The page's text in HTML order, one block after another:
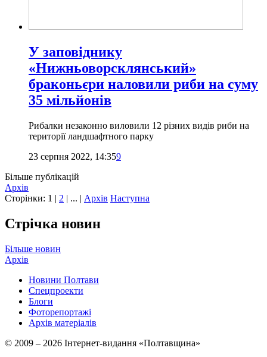
У заповіднику
«Нижньоворсклянський»
браконьєри наловили риби на суму
35 мільйонів
Рибалки незаконно виловили 12 різних видів риби на
території ландшафтного парку
23 серпня 2022, 14:359
Більше публікацій
Архів
Сторінки: 1 | 2 | ... | Архів Наступна
Стрічка новин
Більше новин
Архів
Новини Полтави
Спецпроекти
Блоги
Фоторепортажі
Архів матеріалів
© 2009 – 2026 Інтернет-видання «Полтавщина»